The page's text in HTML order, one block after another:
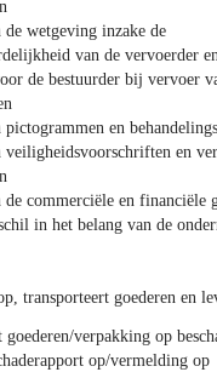
de wetgeving inzake de
van de vervoerder
de bestuurder bij vervoer
pictogrammen en
veiligheidsvoorschriften en
de commerciële en financiële
in het belang van de
transporteert goederen en
goederen/verpakking op
op/vermelding op